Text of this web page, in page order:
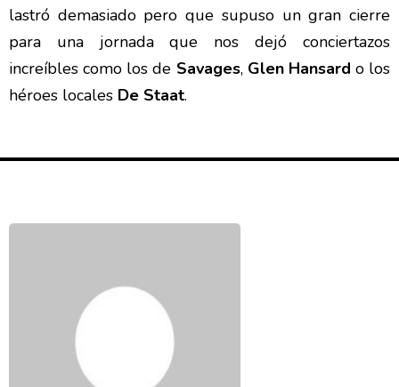
lastró demasiado pero que supuso un gran cierre
para una jornada que nos dejó conciertazos
increíbles como los de Savages, Glen Hansard o los
héroes locales De Staat.